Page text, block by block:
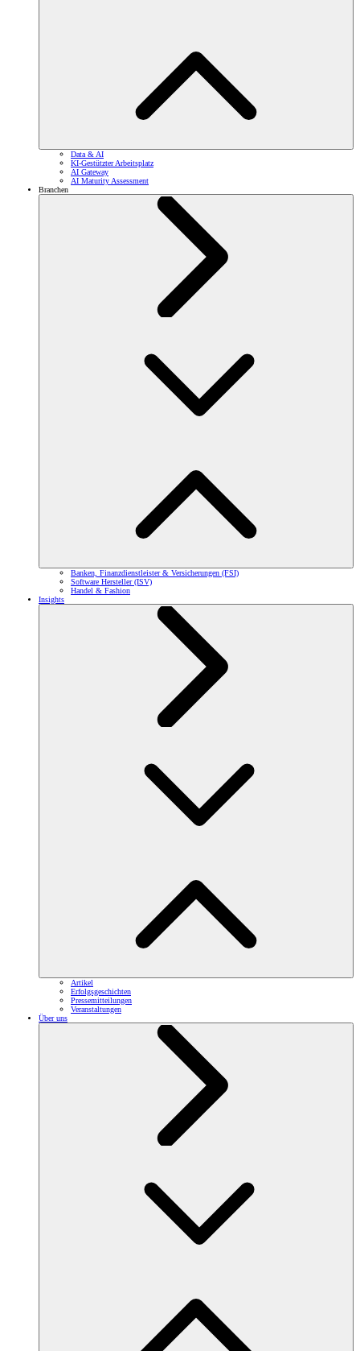
Data & AI
KI-Gestützter Arbeitsplatz
AI Gateway
AI Maturity Assessment
Branchen
Banken, Finanzdienstleister & Versicherungen (FSI)
Software Hersteller (ISV)
Handel & Fashion
Insights
Artikel
Erfolgsgeschichten
Pressemitteilungen
Veranstaltungen
Über uns